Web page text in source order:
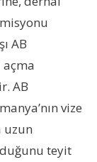
AB
AB
vize
uzun
teyit